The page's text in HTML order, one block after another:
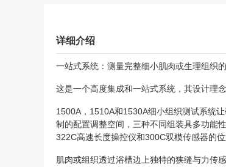
详细介绍
一站式系统：测量完整细小肌肉或生理组织
这是一个高度集成和一站式系统，其设计理
1500A，1510A和1530A细小组织测试系统
制的配置调整空间，三种不同组装具多功能
322C高速长度操控仪和300C双模传感器的位
肌肉或组织透过浴槽边上独特的狭缝与力传